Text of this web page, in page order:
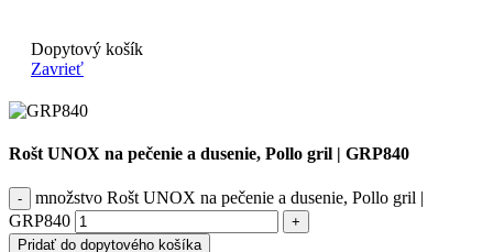
Dopytový košík
Zavrieť
Rošt UNOX na pečenie a dusenie, Pollo gril | GRP840
množstvo Rošt UNOX na pečenie a dusenie, Pollo gril |
GRP840
Pridať do dopytového košíka